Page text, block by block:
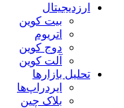
ارزدیجیتال
بیت کوین
اتریوم
دوج کوین
آلت کوین
تحلیل بازارها
ایردراپ‌ها
بلاک چین